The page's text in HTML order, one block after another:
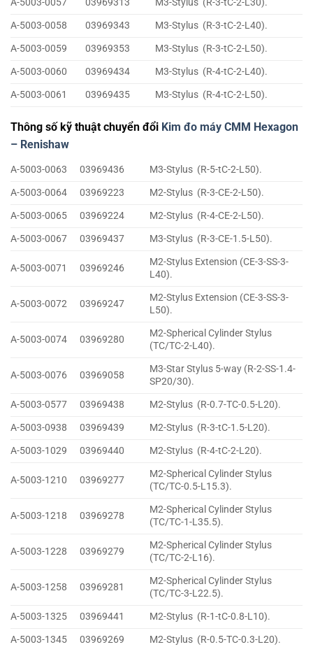
A-5003-0057
03969313
M3-Stylus (R-3-tC-2-L30).
A-5003-0058
03969343
M3-Stylus (R-3-tC-2-L40).
A-5003-0059
03969353
M3-Stylus (R-3-tC-2-L50).
A-5003-0060
03969434
M3-Stylus (R-4-tC-2-L40).
A-5003-0061
03969435 M3-Stylus (R-4-tC-2-L50).
Thông số kỹ thuật chuyển đổi Kim đo máy CMM Hexagon
– Renishaw
A-5003-0063 03969436
M3-Stylus (R-5-tC-2-L50).
A-5003-0064
03969223
M2-Stylus (R-3-CE-2-L50).
A-5003-0065
03969224
M2-Stylus (R-4-CE-2-L50).
A-5003-0067
03969437 M3-Stylus (R-3-CE-1.5-L50).
A-5003-0071 03969246
M2-Stylus Extension (CE-3-SS-3-
L40).
A-5003-0072 03969247
M2-Stylus Extension (CE-3-SS-3-
L50).
A-5003-0074 03969280
M2-Spherical Cylinder Stylus
(TC/TC-2-L40).
A-5003-0076 03969058
M3-Star Stylus 5-way (R-2-SS-1.4-
SP20/30).
A-5003-0577
03969438
M2-Stylus (R-0.7-TC-0.5-L20).
A-5003-0938
03969439
M2-Stylus (R-3-tC-1.5-L20).
A-5003-1029
03969440 M2-Stylus (R-4-tC-2-L20).
A-5003-1210 03969277
M2-Spherical Cylinder Stylus
(TC/TC-0.5-L15.3).
A-5003-1218 03969278
M2-Spherical Cylinder Stylus
(TC/TC-1-L35.5).
A-5003-1228 03969279
M2-Spherical Cylinder Stylus
(TC/TC-2-L16).
A-5003-1258 03969281
M2-Spherical Cylinder Stylus
(TC/TC-3-L22.5).
A-5003-1325
03969441
M2-Stylus (R-1-tC-0.8-L10).
A-5003-1345
03969269
M2-Stylus (R-0.5-TC-0.3-L20).